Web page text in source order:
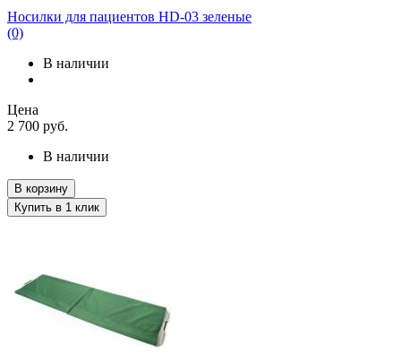
Носилки для пациентов HD-03 зеленые
(0)
В наличии
Цена
2 700 руб.
В наличии
В корзину
Купить в 1 клик